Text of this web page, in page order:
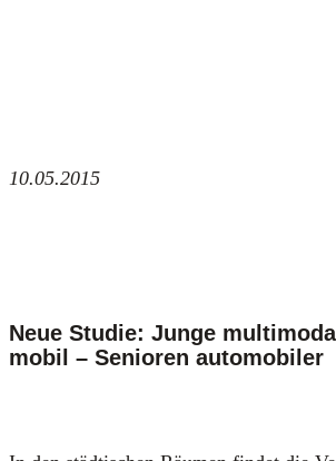
10.05.2015
Neue Studie: Junge
mobil – Senioren automobiler